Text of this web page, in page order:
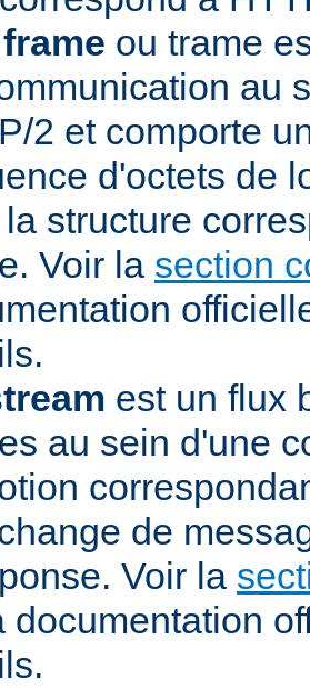
frame ou trame
au
2 et comporte
d'octets de
structure
Voir la section
est un flux
au sein d'une
de
Voir la
documentation